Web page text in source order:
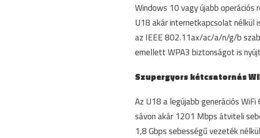
Windows 10 vagy újabb
U18 akár internetkapcsolat nélkül
az IEEE 802.11ax/ac/a/n/g/b
emellett WPA3 biztonságot is
Szupergyors kétcsatornás
Az U18 a legújabb generációs
sávon akár 1201 Mbps átviteli
1,8 Gbps sebességű vezeték